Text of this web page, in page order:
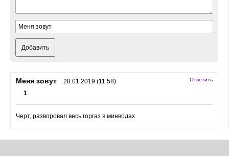
Добавить
Ответить
Меня зовут
28.01.2019 (11:58)
1
Черт, разворовал весь горгаз в минводах